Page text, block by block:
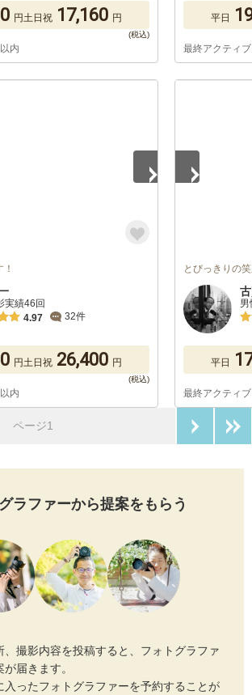
円土日祝 17,160 円
内
平日
最終アクティ
実績46回
4.97
32件
円土日祝 26,400 円
内
とびっきりの
平日
最終アクティ
ページ1
ラファーから提案をもらう
、撮影内容を投稿すると、フォトグラファ
届きます。
入ったフォトグラファーを予約することが